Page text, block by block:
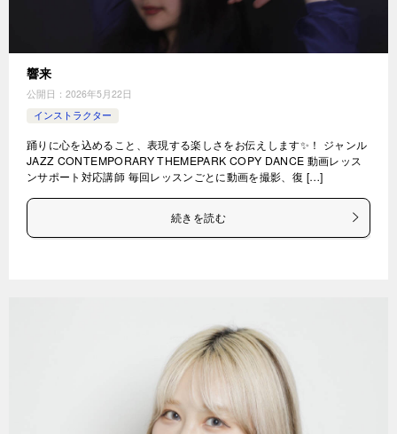
響来
公開日： 2026年5月22日
インストラクター
踊りに心を込めること、表現する楽しさをお伝えします✨！ ジャンル
JAZZ CONTEMPORARY THEMEPARK COPY DANCE 動画レッス
ンサポート対応講師 毎回レッスンごとに動画を撮影、復 […]
続きを読む